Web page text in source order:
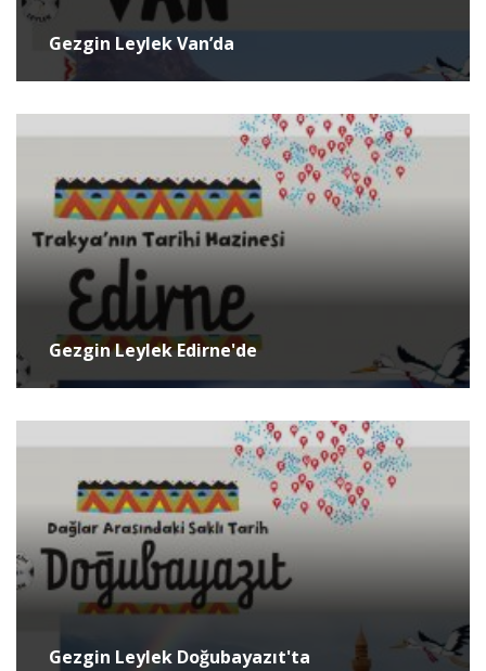
Gezgin Leylek Van’da
Gezgin Leylek Edirne'de
Gezgin Leylek Doğubayazıt'ta